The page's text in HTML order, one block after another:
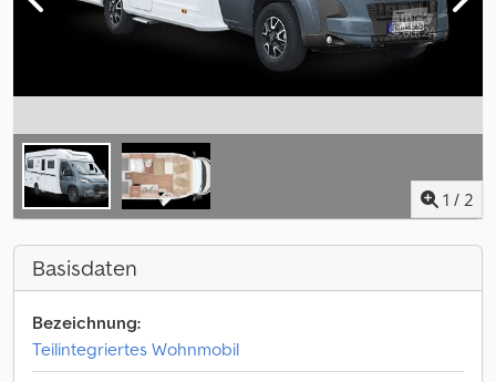
1 / 2
Basisdaten
Bezeichnung:
Teilintegriertes Wohnmobil